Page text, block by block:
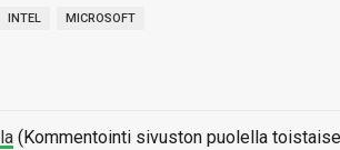
INTEL MICROSOFT
(Kommentointi sivuston puolella